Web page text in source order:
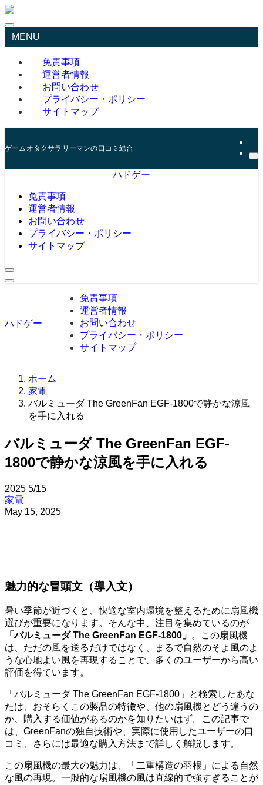
MENU
免責事項
運営者情報
お問い合わせ
プライバシー・ポリシー
サイトマップ
ゲームオタクサラリーマンの口コミ総合サイト
ハドゲー
免責事項
運営者情報
お問い合わせ
プライバシー・ポリシー
サイトマップ
ハドゲー
免責事項
運営者情報
お問い合わせ
プライバシー・ポリシー
サイトマップ
ホーム
家電
バルミューダ The GreenFan EGF-1800で静かな涼風
を手に入れる
バルミューダ The GreenFan EGF-
1800で静かな涼風を手に入れる
2025 5/15
家電
May 15, 2025
魅力的な冒頭文（導入文）
暑い季節が近づくと、快適な室内環境を整えるために扇風機
選びが重要になります。そんな中、注目を集めているのが
「バルミューダ The GreenFan EGF-1800」 。この扇風機
は、ただの風を送るだけではなく、まるで自然のそよ風のよ
うな心地よい風を再現することで、多くのユーザーから高い
評価を得ています。
「バルミューダ The GreenFan EGF-1800」と検索したあな
たは、おそらくこの製品の特徴や、他の扇風機とどう違うの
か、購入する価値があるのかを知りたいはず。この記事で
は、GreenFanの独自技術や、実際に使用したユーザーの口
コミ、さらには最適な購入方法まで詳しく解説します。
この扇風機の最大の魅力は、「二重構造の羽根」による自然
な風の再現。一般的な扇風機の風は直線的で強すぎることが